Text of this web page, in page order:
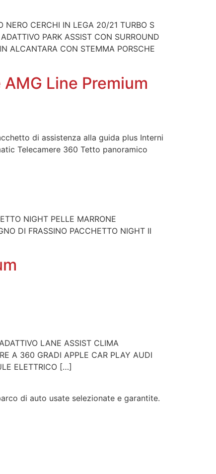
NERO CERCHI IN LEGA 20/21 TURBO S
PARK ASSIST CON SURROUND
ALCANTARA CON STEMMA PORSCHE
Line Premium
di assistenza alla guida plus Interni
Telecamere 360 Tetto panoramico
NIGHT PELLE MARRONE
DI FRASSINO PACCHETTO NIGHT II
LANE ASSIST CLIMA
A 360 GRADI APPLE CAR PLAY AUDI
ELETTRICO […]
di auto usate selezionate e garantite.